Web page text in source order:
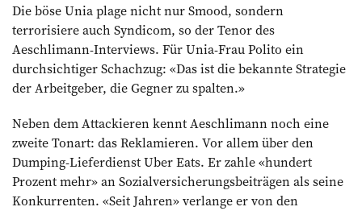
Die böse Unia plage nicht nur Smood, sondern
terrorisiere auch Syndicom, so der Tenor des
Aeschlimann-Interviews. Für Unia-Frau Polito ein
durchsichtiger Schachzug: «Das ist die bekannte Strategie
der Arbeitgeber, die Gegner zu spalten.»
Neben dem Attackieren kennt Aeschlimann noch eine
zweite Tonart: das Reklamieren. Vor allem über den
Dumping-Lieferdienst Uber Eats. Er zahle «hundert
Prozent mehr» an Sozialversicherungsbeiträgen als seine
Konkurrenten. «Seit Jahren» verlange er von den